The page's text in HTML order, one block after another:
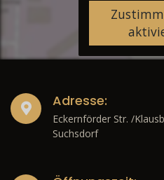
Adresse:
Eckernförder Str. /
Suchsdorf